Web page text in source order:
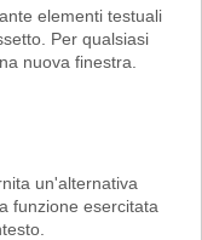
elementi testuali
Per qualsiasi
nuova finestra.
un'alternativa
funzione esercitata